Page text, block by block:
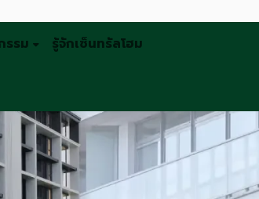
รรม รู้จักเซ็นทรัลโฮม